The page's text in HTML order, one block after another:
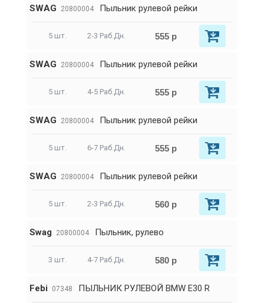
SWAG 20800004 Пыльник рулевой рейки
5 шт. 2-3 Раб.Дн. 555 р
SWAG 20800004 Пыльник рулевой рейки
5 шт. 4-5 Раб.Дн. 555 р
SWAG 20800004 Пыльник рулевой рейки
5 шт. 6-7 Раб.Дн. 555 р
SWAG 20800004 Пыльник рулевой рейки
5 шт. 2-3 Раб.Дн. 560 р
Swag 20800004 Пыльник, рулево
3 шт. 4-7 Раб.Дн. 580 р
Febi 07348 ПЫЛЬНИК РУЛЕВОЙ BMW E30 R